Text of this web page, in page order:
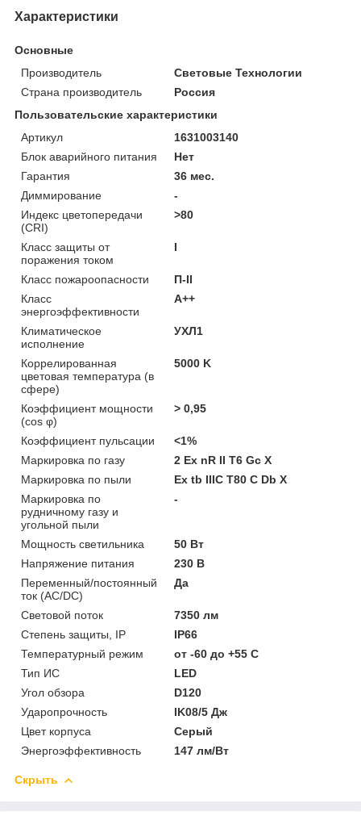
Характеристики
Основные
Производитель
Световые Технологии
Страна производитель
Россия
Пользовательские характеристики
Артикул
1631003140
Блок аварийного питания
Нет
Гарантия
36 мес.
Диммирование
-
Индекс цветопередачи
(CRI)
>80
Класс защиты от
поражения током
I
Класс пожароопасности
П-ІІ
Класс
энергоэффективности
A++
Климатическое
исполнение
УХЛ1
Коррелированная
цветовая температура (в
сфере)
5000 K
Коэффициент мощности
(cos φ)
> 0,95
Коэффициент пульсации
<1%
Маркировка по газу
2 Ex nR II T6 Gc X
Маркировка по пыли
Ex tb IIIC T80 С Db X
Маркировка по
рудничному газу и
угольной пыли
-
Мощность светильника
50 Вт
Напряжение питания
230 В
Переменный/постоянный
ток (AC/DC)
Да
Световой поток
7350 лм
Степень защиты, IP
IP66
Температурный режим
от -60 до +55 C
Тип ИС
LED
Угол обзора
D120
Ударопрочность
IK08/5 Дж
Цвет корпуса
Серый
Энергоэффективность
147 лм/Вт
Скрыть